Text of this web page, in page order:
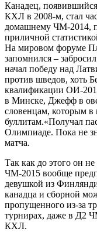
Канадец,
КХЛ в 2008-м, стал
домашнему ЧМ-2014,
приличной
На мировом форуме
запомнился –
начал победу над
против шведов, хоть
квалификации ОИ-
в Минске, Джефф в
словенцам, которым в
буллитам.«Получал
Олимпиаде. Пока не
матча.
Так как до этого он
ЧМ-2015 вообще
девушкой из
канадца и сборной
пропущенного из-за
турнирах, даже в Д2
КХЛ.